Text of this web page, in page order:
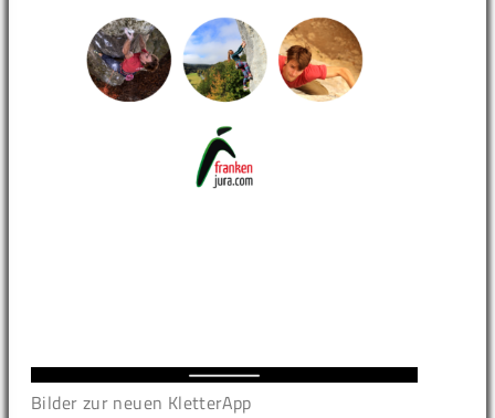
Bilder zur neuen KletterApp